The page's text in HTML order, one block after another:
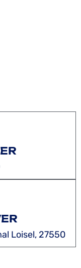
Loisel, 27550